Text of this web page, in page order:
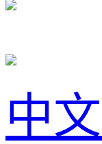
中文